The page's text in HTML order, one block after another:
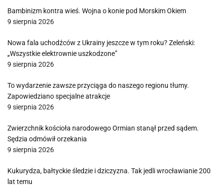
Bambinizm kontra wieś. Wojna o konie pod Morskim Okiem
9 sierpnia 2026
Nowa fala uchodźców z Ukrainy jeszcze w tym roku? Zeleński:
„Wszystkie elektrownie uszkodzone”
9 sierpnia 2026
To wydarzenie zawsze przyciąga do naszego regionu tłumy.
Zapowiedziano specjalne atrakcje
9 sierpnia 2026
Zwierzchnik kościoła narodowego Ormian stanął przed sądem.
Sędzia odmówił orzekania
9 sierpnia 2026
Kukurydza, bałtyckie śledzie i dziczyzna. Tak jedli wrocławianie 200
lat temu